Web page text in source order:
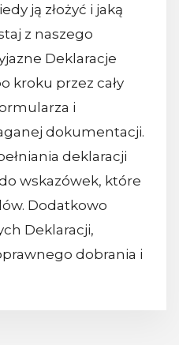
ją złożyć i jaką
z naszego
Deklaracje
kroku przez cały
i
dokumentacji.
deklaracji
wskazówek, które
Dodatkowo
Deklaracji,
dobrania i